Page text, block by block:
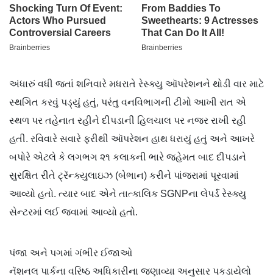
અંધારું વધી જતાં શનિવારે મધરાતે રેસ્ક્યુ ઑપરેશનને થોડી વાર માટે
સ્થગિત કરવું પડ્યું હતું, પરંતુ વનવિભાગની ટીમો આખી રાત એ
સ્થળ પર તહેનાત રહીને દીપડાની હિલચાલ પર નજર રાખી રહી
હતી. રવિવારે સવારે ફરીથી ઑપરેશન હાથ ધરાયું હતું અને આખરે
બપોરે એટલે કે લગભગ ૨૧ કલાકની ભારે જહેમત બાદ દીપડાને
સુરક્ષિત રીતે ટ્રૅન્ક્યુલાઇઝ (બેભાન) કરીને પાંજરામાં પૂરવામાં
આવ્યો હતો. ત્યાર બાદ એને તાત્કાલિક SGNPના લેપર્ડ રેસ્ક્યુ
સેન્ટરમાં લઈ જવામાં આવ્યો હતો.
પંજા અને પગમાં ગંભીર ઈજાઓ
નૅશનલ પાર્કના વરિષ્ઠ અધિકારીના જણાવ્યા અનુસાર પકડાયેલો